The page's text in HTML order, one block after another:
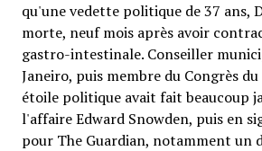
qu'une vedette politique de 37 ans,
morte, neuf mois après avoir
gastro-intestinale. Conseiller
Janeiro, puis membre du Congrès
étoile politique avait fait beaucoup
l'affaire Edward Snowden, puis en
pour The Guardian, notamment un